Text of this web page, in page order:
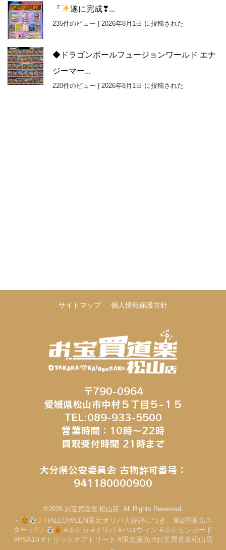
『 遂に完成❣...
235件のビュー | 2026年8月1日 に投稿された
◆ドラゴンボールフュージョンワールド エナ
ジーマー...
220件のビュー | 2026年8月1日 に投稿された
サイトマップ 個人情報保護方針
〒790-0964
愛媛県松山市中村５丁目５−１５
TEL:089-933-5500
営業時間：10時～22時
買取受付時間 21時まで
大分県公安委員会 古物許可番号：
941180000900
©2026 お宝買道楽 松山店. All Rights Reserved.
～
HALLOWEEN限定オリパ大好評につき、第2弾販売ス
タート!!
#ポケカ #オリパ #ハロウィン #ポケモンカード
#PSA10 #トリックオアトリート #限定販売 #お宝買道楽松山店